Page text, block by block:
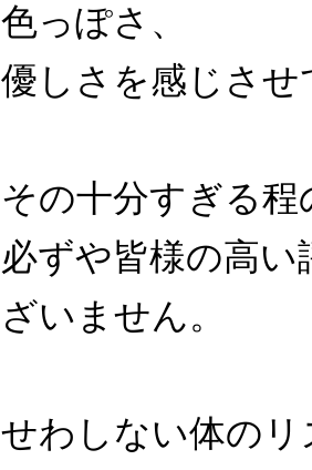
色っぽさ、
優しさを感じさ
その十分すぎる程
必ずや皆様の高
ざいません。
せわしない体の